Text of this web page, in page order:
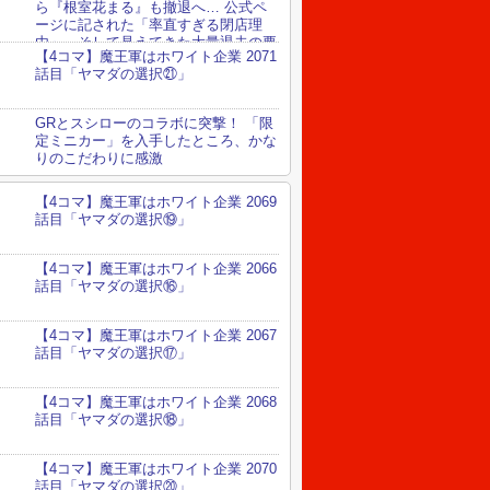
ら『根室花まる』も撤退へ… 公式ペ
ージに記された「率直すぎる閉店理
由」、そして見えてきた大量退去の要
【4コマ】魔王軍はホワイト企業 2071
話目「ヤマダの選択㉑」
GRとスシローのコラボに突撃！ 「限
定ミニカー」を入手したところ、かな
りのこだわりに感激
【4コマ】魔王軍はホワイト企業 2069
話目「ヤマダの選択⑲」
【4コマ】魔王軍はホワイト企業 2066
話目「ヤマダの選択⑯」
【4コマ】魔王軍はホワイト企業 2067
話目「ヤマダの選択⑰」
【4コマ】魔王軍はホワイト企業 2068
話目「ヤマダの選択⑱」
【4コマ】魔王軍はホワイト企業 2070
話目「ヤマダの選択⑳」